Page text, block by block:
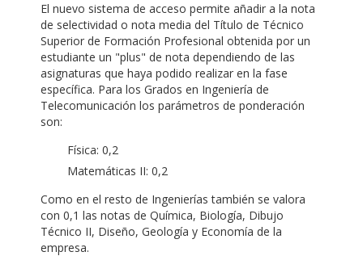
El nuevo sistema de acceso permite añadir a la nota
de selectividad o nota media del Título de Técnico
Superior de Formación Profesional obtenida por un
estudiante un "plus" de nota dependiendo de las
asignaturas que haya podido realizar en la fase
específica. Para los Grados en Ingeniería de
Telecomunicación los parámetros de ponderación
son:
Física: 0,2
Matemáticas II: 0,2
Como en el resto de Ingenierías también se valora
con 0,1 las notas de Química, Biología, Dibujo
Técnico II, Diseño, Geología y Economía de la
empresa.